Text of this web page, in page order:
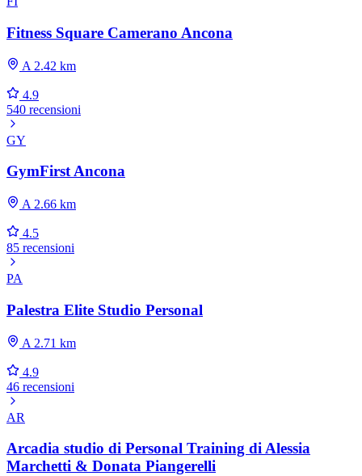
Fitness Square Camerano Ancona
A 2.42 km
4.9
540 recensioni
GY
GymFirst Ancona
A 2.66 km
4.5
85 recensioni
PA
Palestra Elite Studio Personal
A 2.71 km
4.9
46 recensioni
AR
Arcadia studio di Personal Training di Alessia
Marchetti & Donata Piangerelli